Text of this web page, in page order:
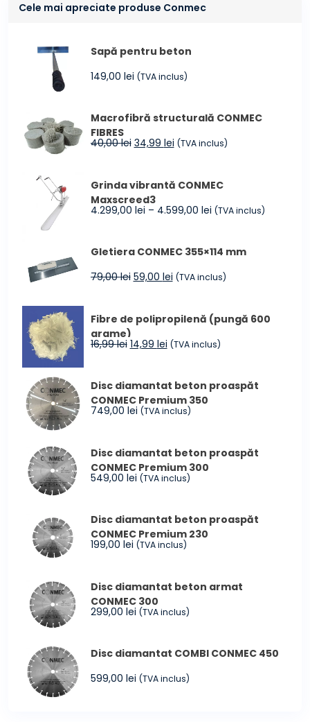
Cele mai apreciate produse Conmec
Sapă pentru beton
149,00 lei (TVA inclus)
Macrofibră structurală CONMEC
FIBRES
40,00lei Prețul
fost:
40,00 lei.
34,99 leiPrețul
34,99 lei.
(TVA inclus)
Grinda vibrantă CONMEC
Maxscreed3
4.299,00 lei – 4.599,00 leiInterval
4.299,00 lei
la
(TVA inclus)
Gletiera CONMEC 355×114 mm
79,00lei Prețul
fost:
59,00 leiPrețul
59,00 lei.
(TVA inclus)
Fibre de polipropilenă (pungă 600
grame)
16,99lei Prețul
fost:
16,99 lei.
14,99 leiPrețul
14,99 lei.
(TVA inclus)
Disc diamantat beton proaspăt
CONMEC Premium 350
749,00 lei (TVA inclus)
Disc diamantat beton proaspăt
CONMEC Premium 300
549,00 lei (TVA inclus)
Disc diamantat beton proaspăt
CONMEC Premium 230
199,00 lei (TVA inclus)
Disc diamantat beton armat
CONMEC 300
299,00 lei (TVA inclus)
Disc diamantat COMBI CONMEC 450
599,00 lei (TVA inclus)